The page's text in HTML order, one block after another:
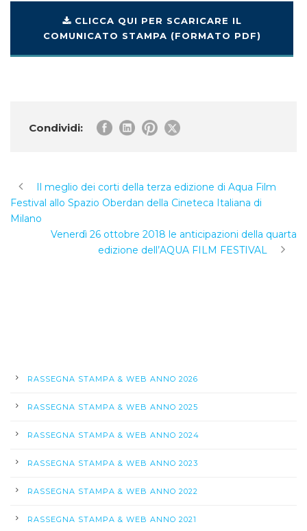
CLICCA QUI PER SCARICARE IL
COMUNICATO STAMPA (FORMATO PDF)
Condividi:
Il meglio dei corti della terza edizione di Aqua Film
Festival allo Spazio Oberdan della Cineteca Italiana di
Milano
Venerdì 26 ottobre 2018 le anticipazioni della quarta
edizione dell’AQUA FILM FESTIVAL
RASSEGNA STAMPA & WEB ANNO 2026
RASSEGNA STAMPA & WEB ANNO 2025
RASSEGNA STAMPA & WEB ANNO 2024
RASSEGNA STAMPA & WEB ANNO 2023
RASSEGNA STAMPA & WEB ANNO 2022
RASSEGNA STAMPA & WEB ANNO 2021